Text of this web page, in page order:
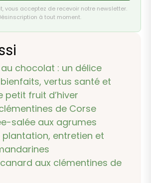
vous acceptez de recevoir notre newsletter.
à tout moment.
chocolat : un délice
vertus santé et
petit fruit d’hiver
de Corse
salée aux agrumes
plantation, entretien et
aux clémentines de